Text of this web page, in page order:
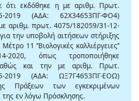
ότι εκδόθηκε η με αριθμ. Πρωτ.
2019 (ΑΔΑ: 62Χ34653ΠΓ-ΦΟ4)
αριθμ. πρωτ. 4075/182059/31-12-
την υποβολή αιτήσεων στήριξης
11 ‘’Βιολογικές καλλιέργειες’’
όπως τροποποιήθηκε
καθώς και την με αριθμ. Πρωτ.
2019 (ΑΔΑ: ΩΞ7Γ4653ΠΓ-ΕΟΩ)
Πράξεων των εγκεκριμένων
της εν λόγω Πρόσκλησης.